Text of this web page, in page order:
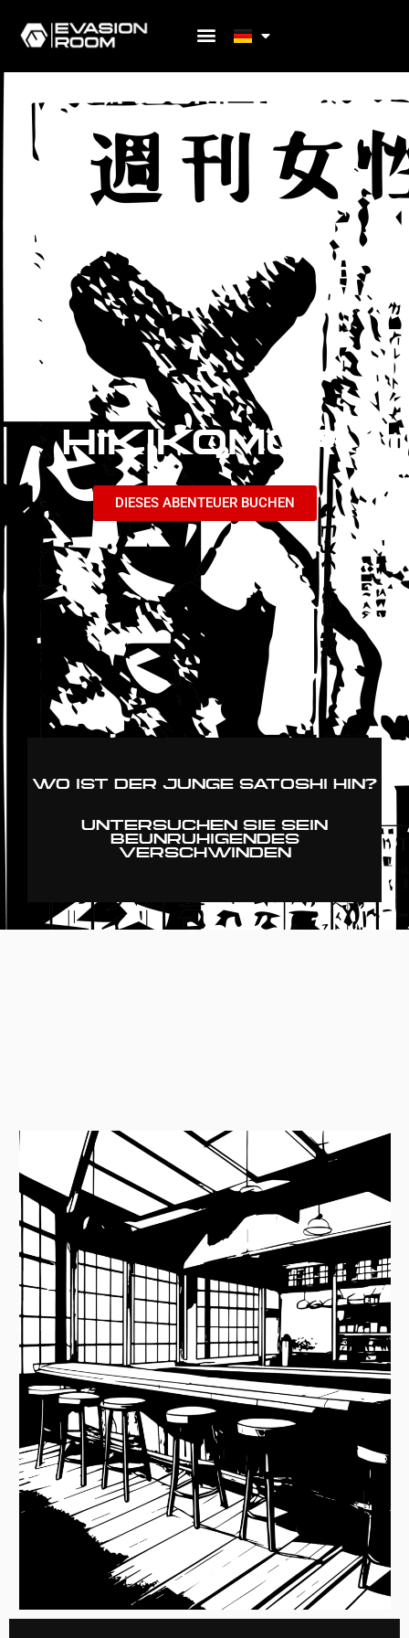
HIKIKOMORI
DIESES ABENTEUER BUCHEN
WO IST DER JUNGE SATOSHI HIN?
UNTERSUCHEN SIE SEIN
BEUNRUHIGENDES
VERSCHWINDEN